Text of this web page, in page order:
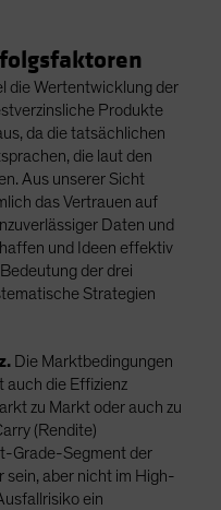
die Wertentwicklung der
Produkte
da die tatsächlichen
die laut den
Aus unserer Sicht
das Vertrauen auf
Daten und
und Ideen effektiv
der drei
Strategien
Die Marktbedingungen
auch die Effizienz
zu Markt oder auch zu
(Rendite)
Grade-Segment der
aber nicht im High-
ein